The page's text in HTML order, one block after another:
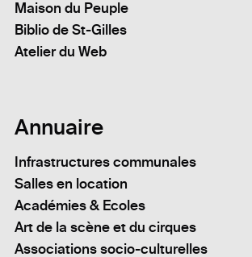
Maison du Peuple
Biblio de St-Gilles
Atelier du Web
Annuaire
Infrastructures communales
Salles en location
Académies & Ecoles
Art de la scène et du cirques
Associations socio-culturelles